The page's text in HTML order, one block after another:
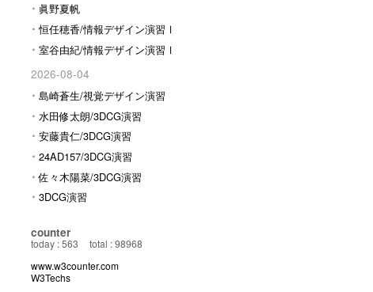
眞野夏帆
恒任穂香/情報デザイン演習Ⅰ
室谷由紀/情報デザイン演習Ⅰ
2026-08-04
島崎蒼生/視覚デザイン演習
水田修太朗/3DCG演習
安藤貴仁/3DCG演習
24AD157/3DCG演習
佐々木陽菜/3DCG演習
3DCG演習
counter
today : 563
total : 98968
www.w3counter.com
W3Techs